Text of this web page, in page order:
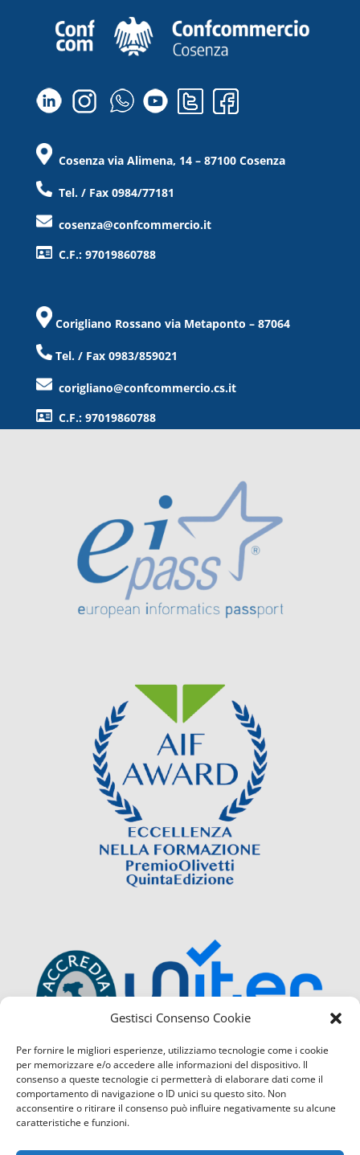
Gestisci Consenso Cookie
Per fornire le migliori esperienze, utilizziamo tecnologie come i cookie
per memorizzare e/o accedere alle informazioni del dispositivo. Il
consenso a queste tecnologie ci permetterà di elaborare dati come il
comportamento di navigazione o ID unici su questo sito. Non
acconsentire o ritirare il consenso può influire negativamente su alcune
caratteristiche e funzioni.
Cosenza via Alimena, 14 – 87100 Cosenza
Tel. / Fax 0984/77181
cosenza@confcommercio.it
C.F.: 97019860788
Corigliano Rossano via Metaponto – 87064
Tel. / Fax 0983/859021
corigliano@confcommercio.cs.it
C.F.: 97019860788